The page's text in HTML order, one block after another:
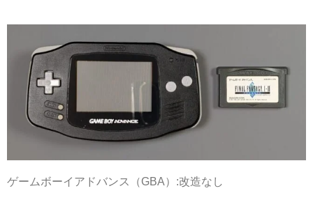
ゲームボーイアドバンス（GBA）:改造なし